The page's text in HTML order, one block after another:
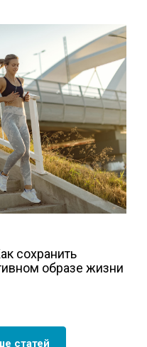
сохранить
образе жизни
статей